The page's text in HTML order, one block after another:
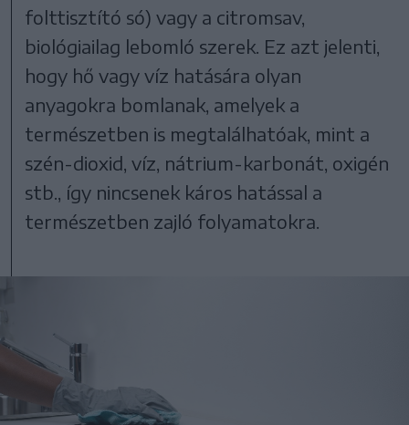
folttisztító só) vagy a citromsav,
biológiailag lebomló szerek. Ez azt jelenti,
hogy hő vagy víz hatására olyan
anyagokra bomlanak, amelyek a
természetben is megtalálhatóak, mint a
szén-dioxid, víz, nátrium-karbonát, oxigén
stb., így nincsenek káros hatással a
természetben zajló folyamatokra.